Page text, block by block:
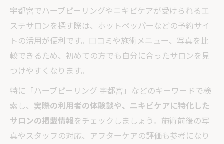
宇都宮でハーブピーリングやニキビケアが受けられるエ
ステサロンを探す際は、ホットペッパーなどの予約サイ
トの活用が便利です。口コミや施術メニュー、写真を比
較できるため、初めての方でも自分に合ったサロンを見
つけやすくなります。
特に「ハーブピーリング 宇都宮」などのキーワードで検
索し、 実際の利用者の体験談や、ニキビケアに特化した
サロンの掲載情報をチェックしましょう。施術前後の写
真やスタッフの対応、アフターケアの評価も参考になり